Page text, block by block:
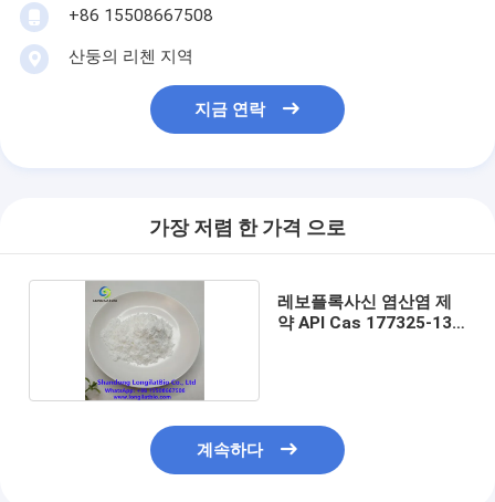
+86 15508667508
산둥의 리첸 지역
지금 연락
가장 저렴 한 가격 으로
레보플록사신 염산염 제
약 API Cas 177325-13-
계속하다